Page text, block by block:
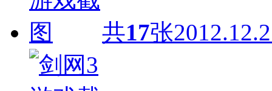
共17张